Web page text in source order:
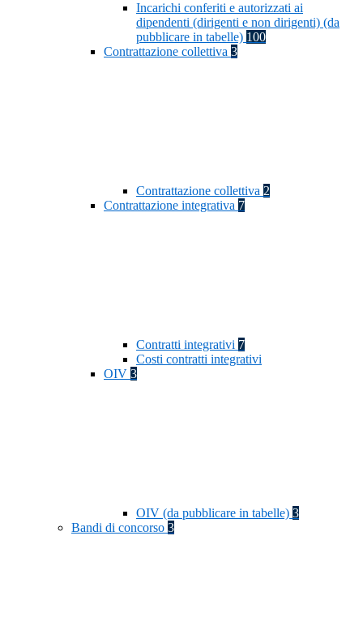
Incarichi conferiti e autorizzati ai
dipendenti (dirigenti e non dirigenti) (da
pubblicare in tabelle) 100
Contrattazione collettiva 3
Contrattazione collettiva 2
Contrattazione integrativa 7
Contratti integrativi 7
Costi contratti integrativi
OIV 3
OIV (da pubblicare in tabelle) 3
Bandi di concorso 3